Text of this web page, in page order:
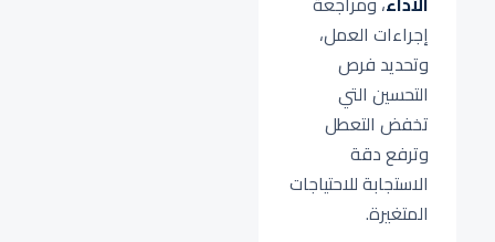
إجراءات العمل،
وتحديد فرص
التحسين التي
تخفض التعطل
وترفع دقة
الاستجابة للاحتياجات
المتغيرة.